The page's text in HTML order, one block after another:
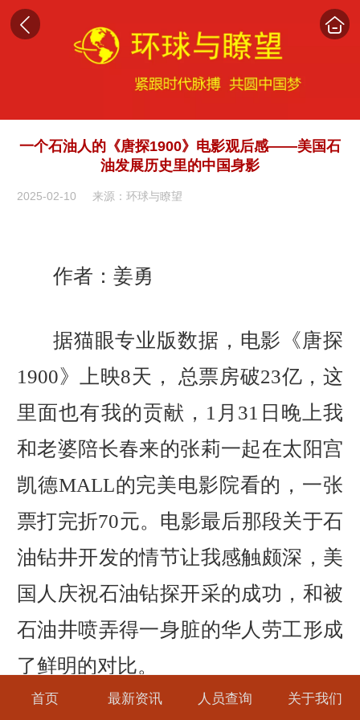
一个石油人的《唐探1900》电影观后感——美国石
油发展历史里的中国身影
2025-02-10 来源：环球与瞭望
作者：姜勇
据猫眼专业版数据，电影《唐探
1900》上映8天， 总票房破23亿，这
里面也有我的贡献，1月31日晚上我
和老婆陪长春来的张莉一起在太阳宫
凯德MALL的完美电影院看的，一张
票打完折70元。电影最后那段关于石
油钻井开发的情节让我感触颇深，美
国人庆祝石油钻探开采的成功，和被
石油井喷弄得一身脏的华人劳工形成
了鲜明的对比。
首页 最新资讯 人员查询 关于我们